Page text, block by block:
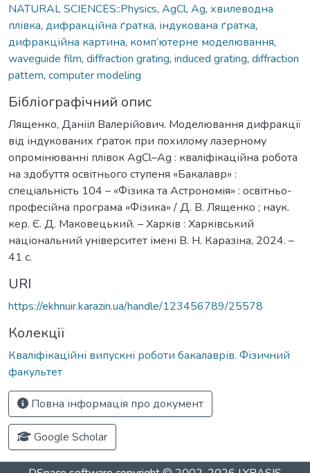
NATURAL SCIENCES::Physics, AgCl, Ag, хвилеводна
плівка, дифракційна ґратка, індукована ґратка,
дифракційна картина, комп’ютерне моделювання,
waveguide film, diffraction grating, induced grating, diffraction
pattern, computer modeling
Бібліографічний опис
Лященко, Данііл Валерійович. Моделювання дифракції
від індукованих ґраток при похилому лазерному
опромінюванні плівок AgCl–Ag : кваліфікаційна робота
на здобуття освітнього ступеня «Бакалавр» :
спеціальність 104 – «Фізика та Астрономія» : освітньо-
професійна програма «Фізика» / Д. В. Лященко ; наук.
кер. Є. Д. Маковецький. – Харків : Харківський
національний університет імені В. Н. Каразіна, 2024. –
41 с.
URI
https://ekhnuir.karazin.ua/handle/123456789/25578
Колекції
Кваліфікаційні випускні роботи бакалаврів. Фізичний
факультет
Повна інформація про документ
Google Scholar